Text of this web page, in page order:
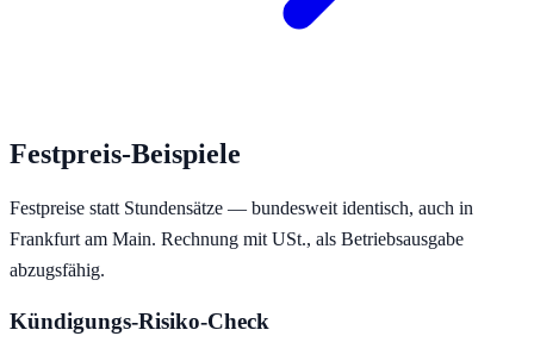
Festpreis-Beispiele
Festpreise statt Stundensätze — bundesweit identisch, auch in
Frankfurt am Main. Rechnung mit USt., als Betriebsausgabe
abzugsfähig.
Kündigungs-Risiko-Check